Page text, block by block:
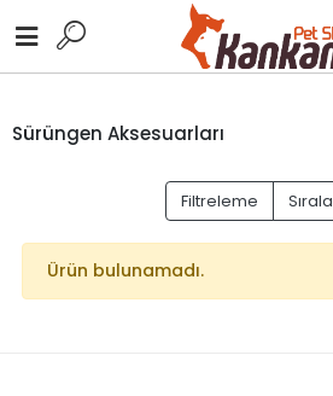
Sürüngen Aksesuarları
Filtreleme
Ürün bulunamadı.